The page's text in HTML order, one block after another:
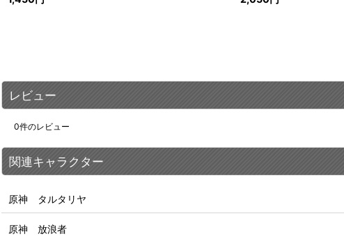
レビュー
0件のレビュー
関連キャラクター
原神 タルタリヤ
原神 放浪者